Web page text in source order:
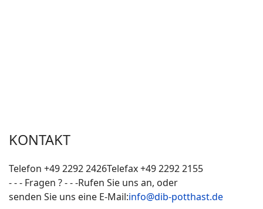
KONTAKT
Telefon +49 2292 2426Telefax +49 2292 2155
- - - Fragen ? - - -Rufen Sie uns an, oder
senden Sie uns eine E-Mail:info@dib-potthast.de